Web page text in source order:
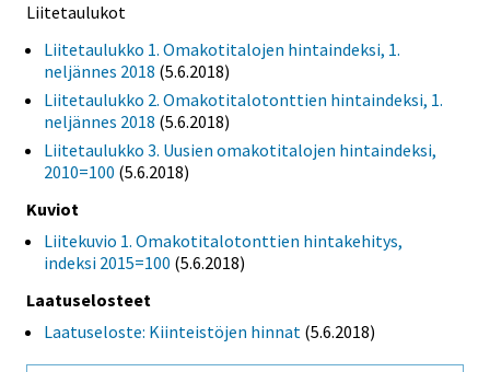
Liitetaulukot
Liitetaulukko 1. Omakotitalojen hintaindeksi, 1.
neljännes 2018 (5.6.2018)
Liitetaulukko 2. Omakotitalotonttien hintaindeksi, 1.
neljännes 2018 (5.6.2018)
Liitetaulukko 3. Uusien omakotitalojen hintaindeksi,
2010=100 (5.6.2018)
Kuviot
Liitekuvio 1. Omakotitalotonttien hintakehitys,
indeksi 2015=100 (5.6.2018)
Laatuselosteet
Laatuseloste: Kiinteistöjen hinnat (5.6.2018)